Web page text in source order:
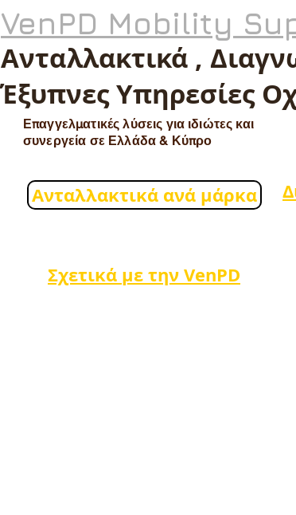
VenPD Mobility
Ανταλλακτικά ,
Έξυπνες Υπηρεσίες
Επαγγελματικές λύσεις για ιδιώτες και
συνεργεία σε Ελλάδα & Κύπρο
Ανταλλακτικά ανά μάρκα
Σχετικά με την VenPD